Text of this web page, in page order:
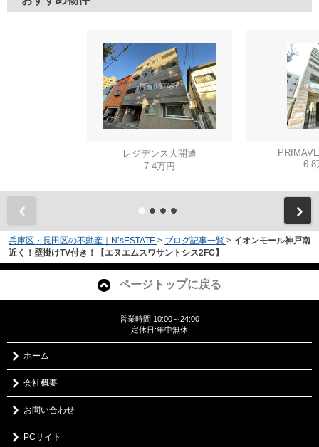
レジデンス大開通
7.4万円
6.8
兵庫区・長田区の不動産｜N’sESTATE > ブログ記事一覧 > イオンモール神戸南
近く！壁掛けTV付き！【エヌエムスワサントシス2FC】
ページトップに戻る
営業時間:10:00～24:00
定休日:年中無休
ホーム
会社概要
お問い合わせ
PCサイト